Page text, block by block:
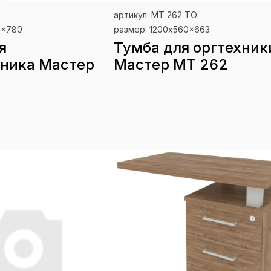
Мастер
артикул: МТ 262 ТО
размер: 1200x560x663
Тумба для
Мастер МТ 262